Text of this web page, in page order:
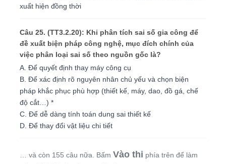
xuất hiện đồng thời
Câu 25. (TT3.2.20): Khi phân tích sai số gia công để
đề xuất biện pháp công nghệ, mục đích chính của
việc phân loại sai số theo nguồn gốc là?
A. Để quyết định thay máy công cụ
B. Để xác định rõ nguyên nhân chủ yếu và chọn biện
pháp khắc phục phù hợp (thiết kế, máy, dao, đồ gá, chế
độ cắt…) *
C. Để dễ dàng tính toán dung sai thiết kế
D. Để thay đổi vật liệu chi tiết
… và còn 155 câu nữa. Bấm Vào thi phía trên để làm